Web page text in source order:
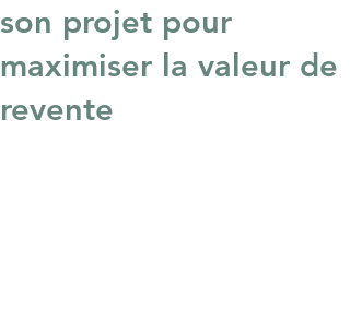
son projet pour
maximiser la valeur de
revente